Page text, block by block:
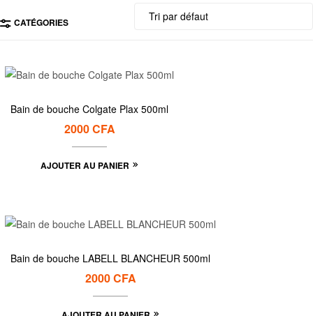
CATÉGORIES
Bain de bouche Colgate Plax 500ml
2000CFA
AJOUTER AU PANIER
Bain de bouche LABELL BLANCHEUR 500ml
2000CFA